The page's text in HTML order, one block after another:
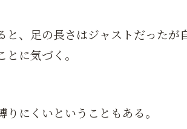
と、足の長さはジャストだった
に気づく。
りにくいということもある。